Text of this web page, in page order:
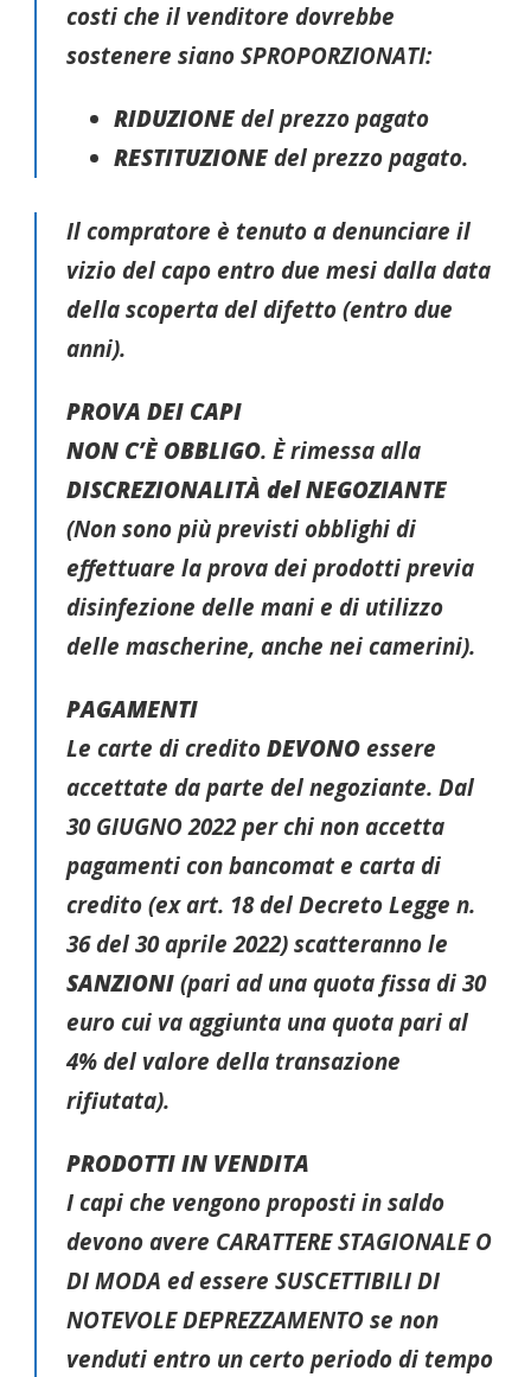
costi che il venditore dovrebbe
sostenere siano SPROPORZIONATI:
RIDUZIONEdel prezzo pagato
RESTITUZIONEdel prezzo pagato.
Il compratore è tenuto a denunciare il
vizio del capo entro due mesi dalla data
della scoperta del difetto (entro due
anni).
PROVA DEI CAPI
NON C’È OBBLIGO. È rimessa alla
DISCREZIONALITÀ del NEGOZIANTE
(Non sono più previsti obblighi di
effettuare la prova dei prodotti previa
disinfezione delle mani e di utilizzo
delle mascherine, anche nei camerini).
PAGAMENTI
Le carte di creditoDEVONOessere
accettate da parte del negoziante. Dal
30 GIUGNO 2022 per chi non accetta
pagamenti con bancomat e carta di
credito (ex art. 18 del Decreto Legge n.
36 del 30 aprile 2022) scatteranno le
SANZIONI(pari ad una quota fissa di 30
euro cui va aggiunta una quota pari al
4% del valore della transazione
rifiutata).
PRODOTTI IN VENDITA
I capi che vengono proposti in saldo
devono avere CARATTERE STAGIONALE O
DI MODA ed essere SUSCETTIBILI DI
NOTEVOLE DEPREZZAMENTO se non
venduti entro un certo periodo di tempo